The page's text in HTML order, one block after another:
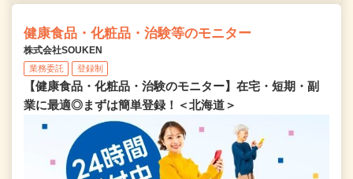
健康食品・化粧品・治験等のモニター
株式会社SOUKEN
業務委託 登録制
【健康食品・化粧品・治験のモニター】在宅・短期・副
業に最適◎まずは簡単登録！＜北海道＞